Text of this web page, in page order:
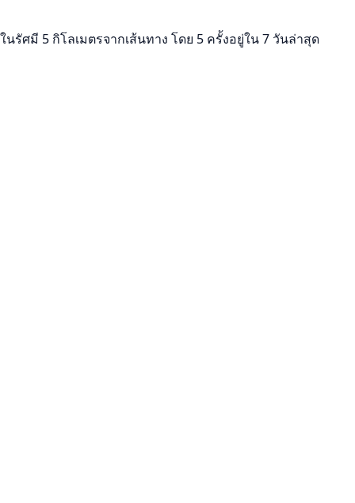
รัศมี 5 กิโลเมตรจากเส้นทาง โดย 5 ครั้งอยู่ใน 7 วันล่าสุด